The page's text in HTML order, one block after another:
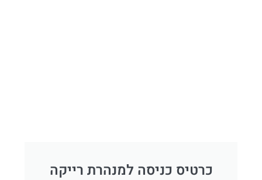
כרטיס כניסה למנהרת רייקה